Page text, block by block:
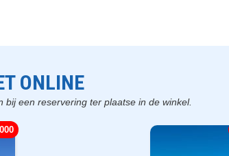
ONLINE
een reservering ter plaatse in de winkel.